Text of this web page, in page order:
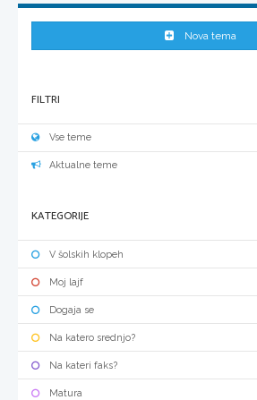
Nova tema
FILTRI
Vse teme
Aktualne teme
KATEGORIJE
V šolskih klopeh
Moj lajf
Dogaja se
Na katero srednjo?
Na kateri faks?
Matura